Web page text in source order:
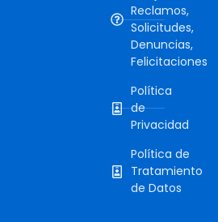
Reclamos,
Solicitudes,
Denuncias,
Felicitaciones
Política
de
Privacidad
Política de
Tratamiento
de Datos